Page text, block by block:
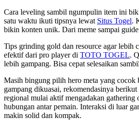
Cara leveling sambil ngumpulin item ini
satu waktu ikuti tipsnya lewat Situs Togel.
bikin konten unik. Dari meme sampai
Tips grinding gold dan resource agar lebih
efektif dari pro player di TOTO TOGEL.
lebih gampang. Bisa cepat selesaikan
Masih bingung pilih hero meta yang cocok
gampang dikuasai, rekomendasinya berikut
regional mulai aktif mengadakan gathering
hubungan antar pemain. Interaksi di luar
makin solid dan kompak.